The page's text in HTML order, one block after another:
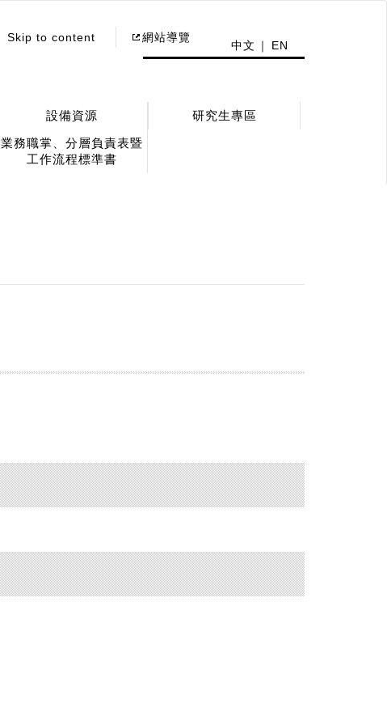
Skip to content 網站導覽
中文 EN
設備資源
研究生專區
業務職掌、分層負責表暨
工作流程標準書